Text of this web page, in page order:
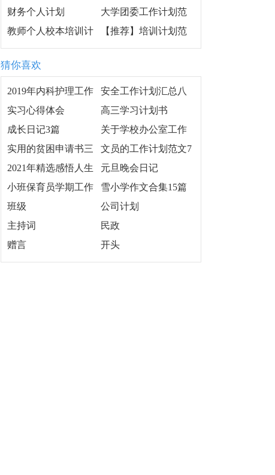
划范本
文10篇
财务个人计划
大学团委工作计划范
文2019
教师个人校本培训计
划
【推荐】培训计划范
文集锦五篇
猜你喜欢
2019年内科护理工作
计划报告例文
安全工作计划汇总八
篇
实习心得体会
高三学习计划书
成长日记3篇
关于学校办公室工作
计划模板合集十篇
实用的贫困申请书三
篇
文员的工作计划范文7
篇
2021年精选感悟人生
的格言88条
元旦晚会日记
小班保育员学期工作
计划
雪小学作文合集15篇
班级
公司计划
主持词
民政
赠言
开头